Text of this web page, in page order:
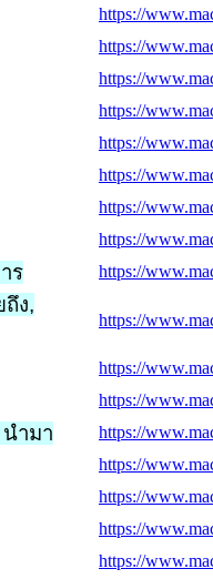
https://
https://
https://
https://
https://
https://
https://
https://
ร https://
ง,
https://
https://
https://
ำมา
https://
https://
https://
https://
https://